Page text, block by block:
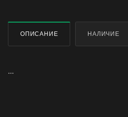
ОПИСАНИЕ НАЛИЧИЕ
...